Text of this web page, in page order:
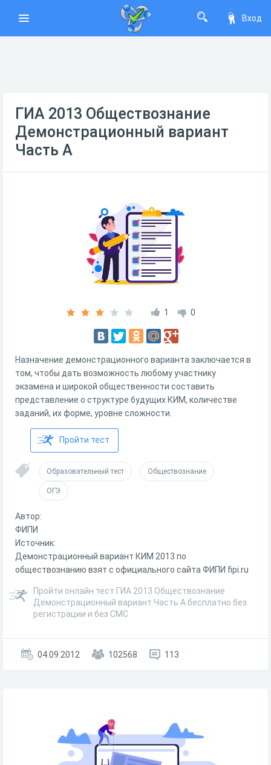
Вход
ГИА 2013 Обществознание
Демонстрационный вариант
Часть А
1 0
Назначение демонстрационного варианта заключается в
том, чтобы дать возможность любому участнику
экзамена и широкой общественности составить
представление о структуре будущих КИМ, количестве
заданий, их форме, уровне сложности.
Пройти тест
Образовательный тест Обществознание
ОГЭ
Автор:
ФИПИ
Источник:
Демонстрационный вариант КИМ 2013 по
обществознанию взят с официального сайта ФИПИ fipi.ru
Пройти онлайн тест ГИА 2013 Обществознание
Демонстрационный вариант Часть А бесплатно без
регистрации и без СМС
04.09.2012 102568 113